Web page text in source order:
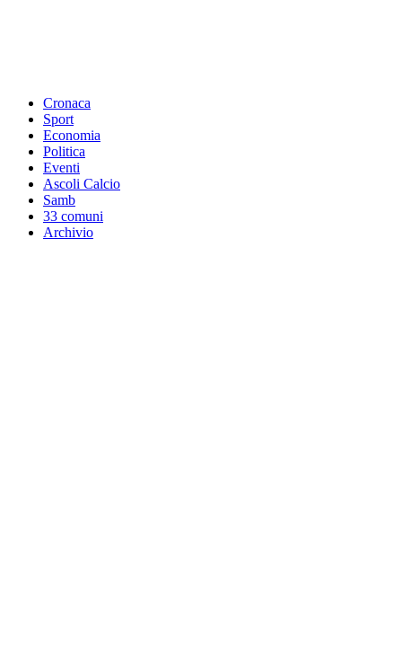
Cronaca
Sport
Economia
Politica
Eventi
Ascoli Calcio
Samb
33 comuni
Archivio